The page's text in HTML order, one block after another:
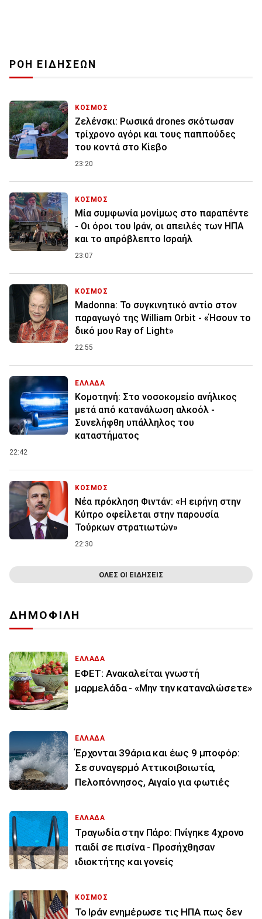
ΡΟΗ ΕΙΔΗΣΕΩΝ
ΚΟΣΜΟΣ
Ζελένσκι: Ρωσικά drones σκότωσαν
τρίχρονο αγόρι και τους παππούδες
του κοντά στο Κίεβο
23:20
ΚΟΣΜΟΣ
Μία συμφωνία μονίμως στο παραπέντε
- Οι όροι του Ιράν, οι απειλές των ΗΠΑ
και το απρόβλεπτο Ισραήλ
23:07
ΚΟΣΜΟΣ
Madonna: Το συγκινητικό αντίο στον
παραγωγό της William Orbit - «Ήσουν το
δικό μου Ray of Light»
22:55
ΕΛΛΑΔΑ
Κομοτηνή: Στο νοσοκομείο ανήλικος
μετά από κατανάλωση αλκοόλ -
Συνελήφθη υπάλληλος του
καταστήματος
22:42
ΚΟΣΜΟΣ
Νέα πρόκληση Φιντάν: «Η ειρήνη στην
Κύπρο οφείλεται στην παρουσία
Τούρκων στρατιωτών»
22:30
ΟΛΕΣ ΟΙ ΕΙΔΗΣΕΙΣ
ΔΗΜΟΦΙΛΗ
ΕΛΛΑΔΑ
ΕΦΕΤ: Ανακαλείται γνωστή
μαρμελάδα - «Μην την καταναλώσετε»
ΕΛΛΑΔΑ
Έρχονται 39άρια και έως 9 μποφόρ:
Σε συναγερμό Αττικοιβοιωτία,
Πελοπόννησος, Αιγαίο για φωτιές
ΕΛΛΑΔΑ
Τραγωδία στην Πάρο: Πνίγηκε 4χρονο
παιδί σε πισίνα - Προσήχθησαν
ιδιοκτήτης και γονείς
ΚΟΣΜΟΣ
To Ιράν ενημέρωσε τις ΗΠΑ πως δεν